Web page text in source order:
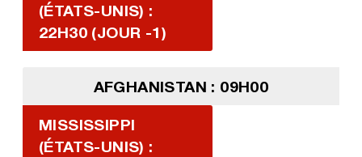
(ÉTATS-UNIS) :
22H30 (JOUR -1)
AFGHANISTAN : 09H00
MISSISSIPPI
(ÉTATS-UNIS) :